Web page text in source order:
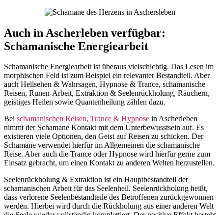
Auch in Ascherleben verfügbar:
Schamanische Energiearbeit
Schamanische Energiearbeit ist überaus vielschichtig. Das Lesen im
morphischen Feld ist zum Beispiel ein relevanter Bestandteil. Aber
auch Hellsehen & Wahrsagen, Hypnose & Trance, schamanische
Reisen, Runen-Arbeit, Extraktion & Seelenrückholung, Räuchern,
geistiges Heilen sowie Quantenheilung zählen dazu.
Bei schamanischen Reisen, Trance & Hypnose in Ascherleben
nimmt der Schamane Kontakt mit dem Unterbewusstsein auf. Es
existieren viele Optionen, den Geist auf Reisen zu schicken. Der
Schamane verwendet hierfür im Allgemeinen die schamanische
Reise. Aber auch die Trance oder Hypnose wird hierfür gerne zum
Einsatz gebracht, um einen Kontakt zu anderen Welten herzustellen.
Seelenrückholung & Extraktion ist ein Hauptbestandteil der
schamanischen Arbeit für das Seelenheil. Seelenrückholung heißt,
dass verlorene Seelenbestandteile des Betroffenen zurückgewonnen
werden. Hierbei wird durch die Rückholung aus einer anderen Welt